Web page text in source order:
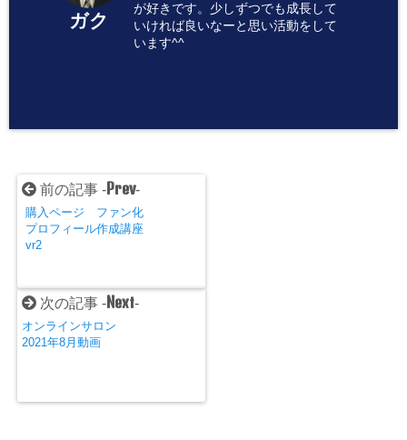
ガク
が好きです。少しずつでも成長して
いければ良いなーと思い活動をして
います^^
前の記事 - Prev-
購入ページ ファン化
プロフィール作成講座
vr2
次の記事 - Next-
オンラインサロン
2021年8月動画